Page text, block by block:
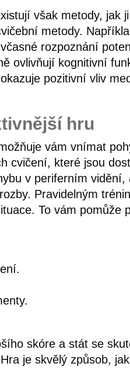
však metody, jak
metody.
rozpoznání
ovlivňují kognitivní
pozitivní vliv
hru
vám vnímat
cvičení, které jsou
v periferním
Pravidelným
To vám pomůže
skóre a stát se
je skvělý způsob,